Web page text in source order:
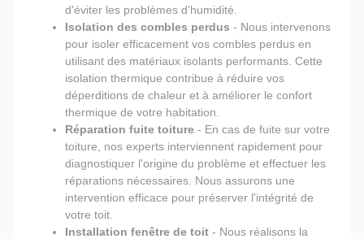
d'éviter les problèmes d'humidité.
Isolation des combles perdus - Nous intervenons
pour isoler efficacement vos combles perdus en
utilisant des matériaux isolants performants. Cette
isolation thermique contribue à réduire vos
déperditions de chaleur et à améliorer le confort
thermique de votre habitation.
Réparation fuite toiture - En cas de fuite sur votre
toiture, nos experts interviennent rapidement pour
diagnostiquer l'origine du problème et effectuer les
réparations nécessaires. Nous assurons une
intervention efficace pour préserver l'intégrité de
votre toit.
Installation fenêtre de toit - Nous réalisons la